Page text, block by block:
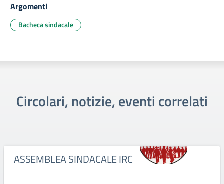
Argomenti
Bacheca sindacale
Circolari, notizie, eventi correlati
ASSEMBLEA SINDACALE IRC